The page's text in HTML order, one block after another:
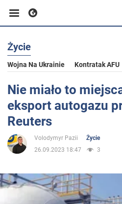
Biznes
Sport
Rozrywka
Życie
Polityka
Życie
Wojna Na Ukrainie Kontratak AFU
Nie miało to
eksport autogazu
Reuters
Volodymyr Pazii
Życie
26.09.2023 18:47
3